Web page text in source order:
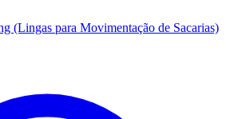
(Lingas para Movimentação de Sacarias)